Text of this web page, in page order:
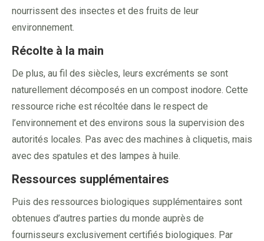
nourrissent des insectes et des fruits de leur
environnement.
Récolte à la main
De plus, au fil des siècles, leurs excréments se sont
naturellement décomposés en un compost inodore. Cette
ressource riche est récoltée dans le respect de
l’environnement et des environs sous la supervision des
autorités locales. Pas avec des machines à cliquetis, mais
avec des spatules et des lampes à huile.
Ressources supplémentaires
Puis des ressources biologiques supplémentaires sont
obtenues d’autres parties du monde auprès de
fournisseurs exclusivement certifiés biologiques. Par